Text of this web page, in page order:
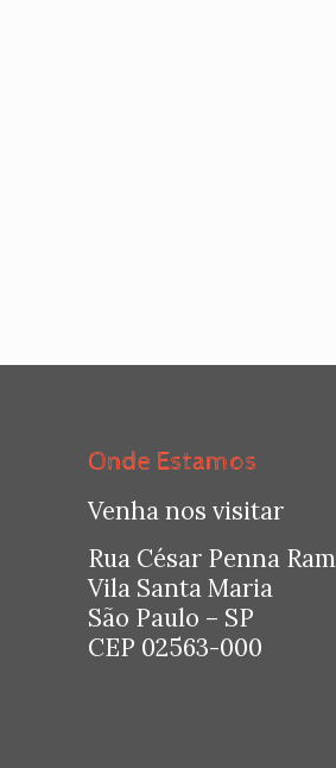
Onde Estamos
Venha nos visitar
Rua César Penna
Vila Santa Maria
São Paulo – SP
CEP 02563-000